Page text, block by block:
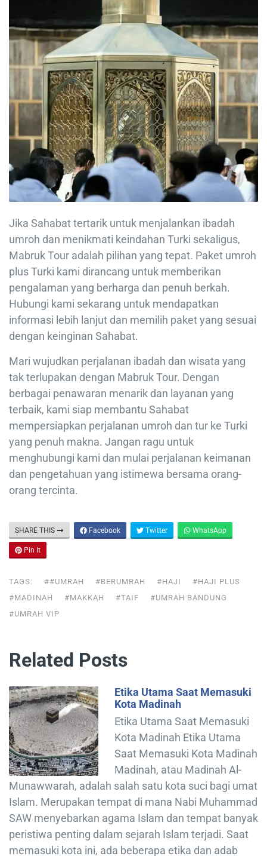
Jika Sahabat tertarik untuk menjalankan ibadah
umroh dan menikmati keindahan Turki sekaligus,
Mabruk Tour adalah pilihan yang tepat. Paket umroh
plus Turki kami dirancang untuk memberikan
pengalaman yang berharga dan penuh berkah.
Hubungi kami sekarang untuk mendapatkan
informasi lebih lanjut dan memilih paket yang sesuai
dengan keinginan Sahabat.
Mari wujudkan perjalanan ibadah dan wisata yang
tak terlupakan dengan Mabruk Tour. Dengan
berbagai penawaran menarik dan layanan yang
terbaik, kami siap membantu Sahabat
mempersiapkan perjalanan umroh dan tur ke Turki
yang penuh makna. Jangan ragu untuk
menghubungi kami dan mulai perjalanan keimanan
dan pengetahuan yang istimewa bersama orang-
orang tercinta.
SHARE THIS Facebook Twitter WhatsApp
Pin It
TAGS: ##UMRAH #BERUMRAH #HAJI
#HAJI PLUS
#MADINAH
#MAKKAH #TAIF
#UMRAH BANDUNG
#UMRAH VIP
Related Posts
Etika Utama Saat Memasuki
Kota Madinah
Etika Utama Saat Memasuki
Kota Madinah Etika Utama
Saat Memasuki Kota Madinah
Madinah, atau Madinah Al-
Munawwarah, adalah salah satu kota suci bagi umat
Islam. Merupakan tempat di mana Nabi Muhammad
SAW menyebarkan agama Islam dan tempat banyak
peristiwa penting dalam sejarah Islam terjadi. Saat
memasuki kota ini, ada beberapa etika dan adab